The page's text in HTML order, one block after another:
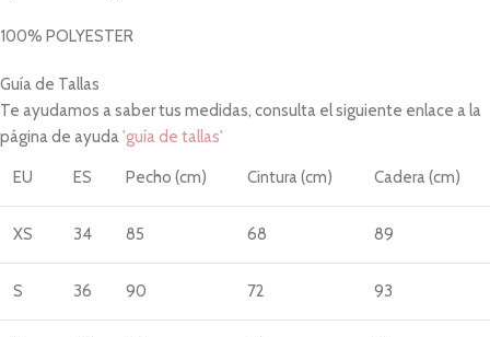
100% POLYESTER
Guía de Tallas
Te ayudamos a saber tus medidas, consulta el siguiente enlace a la
página de ayuda'guía de tallas'
EU ES Pecho (cm) Cintura (cm) Cadera (cm)
XS 34 85 68 89
S 36 90 72 93